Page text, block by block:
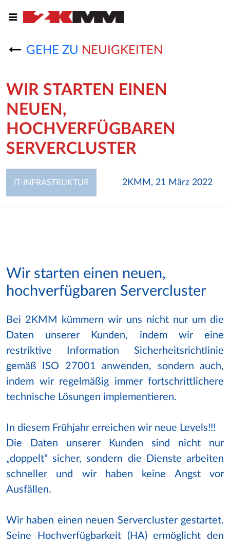
GEHE ZU NEUIGKEITEN
WIR STARTEN EINEN
NEUEN,
HOCHVERFÜGBAREN
SERVERCLUSTER
IT-INFRASTRUKTUR 2KMM, 21 März 2022
Wir starten einen neuen,
hochverfügbaren Servercluster
Bei 2KMM kümmern wir uns nicht nur um die
Daten unserer Kunden, indem wir eine
restriktive Information Sicherheitsrichtlinie
gemäß ISO 27001 anwenden, sondern auch,
indem wir regelmäßig immer fortschrittlichere
technische Lösungen implementieren.
In diesem Frühjahr erreichen wir neue Levels!!!
Die Daten unserer Kunden sind nicht nur
„doppelt“ sicher, sondern die Dienste arbeiten
schneller und wir haben keine Angst vor
Ausfällen.
Wir haben einen neuen Servercluster gestartet.
Seine Hochverfügbarkeit (HA) ermöglicht den